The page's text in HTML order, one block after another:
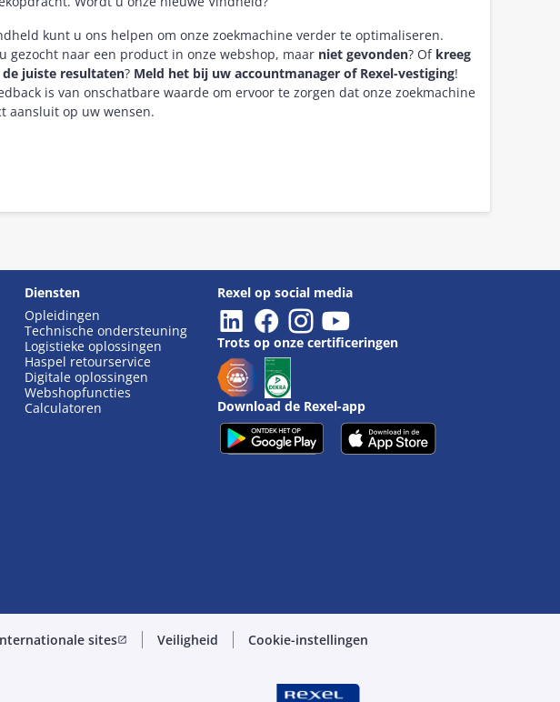
kunt u ons helpen om onze zoekmachine verder te optimaliseren.
gezocht naar een product in onze webshop, maar niet gevonden? Of kreeg
juiste resultaten? Meld het bij uw accountmanager of Rexel-vestiging!
is van onschatbare waarde om ervoor te zorgen dat onze zoekmachine
aansluit op uw wensen.
Diensten
Opleidingen
Technische ondersteuning
Logistieke oplossingen
Haspel retourservice
Digitale oplossingen
Webshopfuncties
Calculatoren
Rexel op social media
Trots op onze certificeringen
Download de Rexel-app
sitesopen_in_new Veiligheid Cookie-instellingen